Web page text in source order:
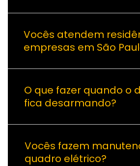
Vocês atendem
empresas em São
O que fazer quando o
fica desarmando?
Vocês fazem
quadro elétrico?